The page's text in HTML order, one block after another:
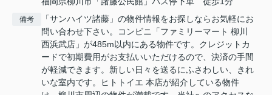
備考
「サンハイツ諸藤」の物件情報をお探しならお気軽にお
問い合わせ下さい。コンビニ「ファミリーマート 柳川
西浜武店」が485m以内にある物件です。クレジットカ
ードで初期費用がお支払いいただけるので、決済の手間
が軽減できます。新しい日々を送るにふさわしい、きれ
いな室内です。ヒトトイエ 本店が紹介している物件